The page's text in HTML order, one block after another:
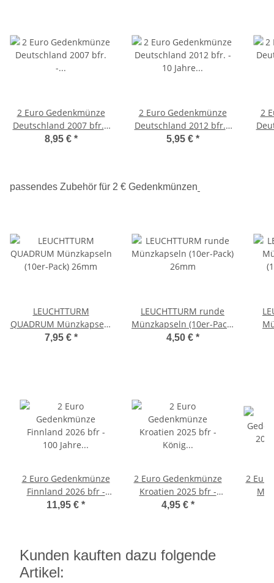
2 Euro Gedenkmünze
Deutschland 2007 bfr. -
Römische Verträge (A)
8,95 € *
2 Euro Gedenkmünze
Deutschland 2012 bfr. -
10 Jahre Bargeld (A)
5,95 € *
2
passendes Zubehör für 2 € Gedenkmünzen
LEUCHTTURM
QUADRUM Münzkapseln
(10er-Pack) 26mm
7,95 € *
LEUCHTTURM runde
Münzkapseln (10er-Pack)
26mm
4,50 € *
2 Euro Gedenkmünze
Finnland 2026 bfr -
100 Jahre Rundfunk
11,95 € *
2 Euro Gedenkmünze
Kroatien 2025 bfr -
König Tomislav
4,95 € *
2
Kunden kauften dazu folgende
Artikel: